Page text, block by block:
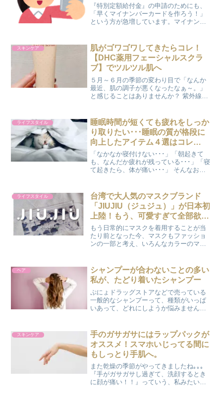
『特別定額給付金』の申請のためにも、
「早くマイナンバーカードを作ろう！」
という方が急増しています。マイナンバ
すごく混んでいるという現状がありま
す。市区町村から送られてき...
スキンケア
肌がゴワゴワしてきたらコレ！
【DHC薬用フェーシャルスクラ
ブ】でツルツル肌へ
５月～６月の季節の変わり目で「なんか
最近、肌の調子が悪くなったなぁ～。」
と感じることはありませんか？ 紫外線が
まっているかもしれません。 そんな古い
角質ケアに有効なのが...
ライフスタイル
睡眠時間が短くても疲れをしっか
り取りたい･･･睡眠の質が格段に
向上したアイテム４選はコレ
だ！！
「なかなか寝付けない･･･」「朝起きて
も、なんだか疲れが残っている･･･」「寝
て起きたら、体が痛い･･･」 そんなお悩
「布団に入ったら記憶がない（←ソッコ
ー寝てる）」「...
ライフスタイル
台湾で大人気のマスクブランド
「JIUJIU（ジュジュ）」が日本初
上陸！もう、可愛すぎて全部欲し
くなっちゃう！！
もう日常的にマスクを着用することが当
たり前となった今、マスクもファッショ
ンの一部と考え、いろんなカラーのマス
今では使用率ナンバーワンです(笑)。そん
なファッション性のあ...
ヘア
シャンプーが合わないことの多い
私が、たどり着いたシャンプー
ぷにょドラッグストアなどで売っている
一般的なシャンプーって、種類がいっぱ
いあって、どれにしようか悩みません
とがとってもよくあります。 シャンプー
後にドライヤーを使って髪...
スキンケア
手のガサガサにはラップパックが
オススメ！スマホいじってる間に
もしっとり手肌へ。
また乾燥の季節がやってきましたね｡｡｡
『手がガサガサし過ぎて、洗顔するとき
に顔が痛い！！』っていう、私みたいな